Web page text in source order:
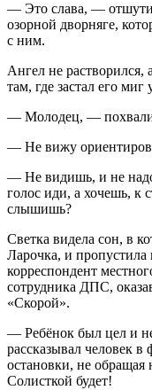
— Это слава, —
озорной дворняге,
с ним.
Ангел не растворился,
там, где застал его миг
— Молодец, —
— Не вижу
— Не видишь, и не
голос иди, а хочешь,
слышишь?
Светка видела сон, в
Ларочка, и пропустила
корреспондент
сотрудника ДПС,
«Скорой».
— Ребёнок был цел и
рассказывал человек
остановки, не
Солисткой будет!